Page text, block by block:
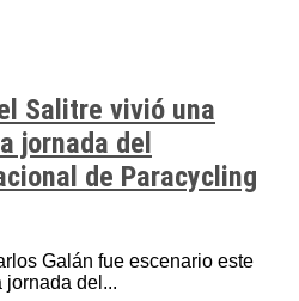
Salitre vivió una
jornada del
de Paracycling
Galán fue escenario este
jornada del...